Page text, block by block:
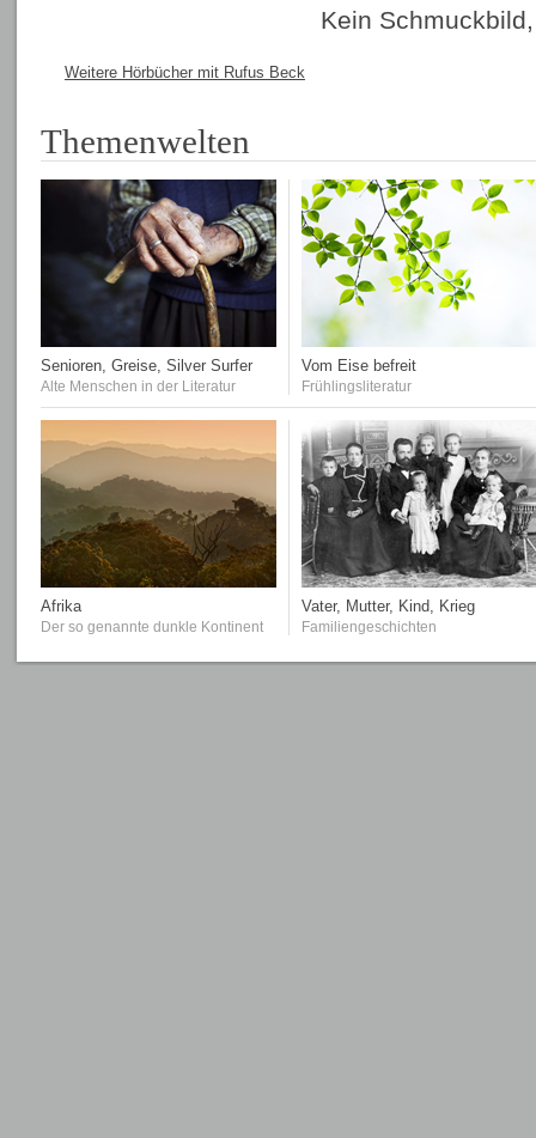
Kein
Weitere Hörbücher mit Rufus Beck
Themenwelten
Senioren, Greise, Silver Surfer
Alte Menschen in der Literatur
Vom Eise befreit
Frühlingsliteratur
Afrika
Der so genannte dunkle Kontinent
Vater, Mutter, Kind, Krieg
Familiengeschichten